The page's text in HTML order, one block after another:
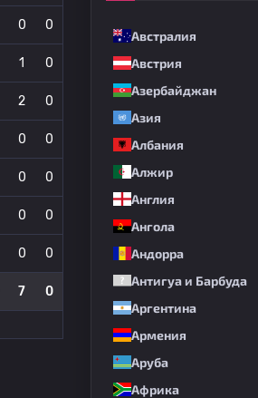
0 0
1 0
2 0
0 0
0 0
0 0
0 0
7 0
Австралия
Австрия
Азербайджан
Азия
Албания
Алжир
Англия
Ангола
Андорра
Антигуа и Барбуда
Аргентина
Армения
Аруба
Африка